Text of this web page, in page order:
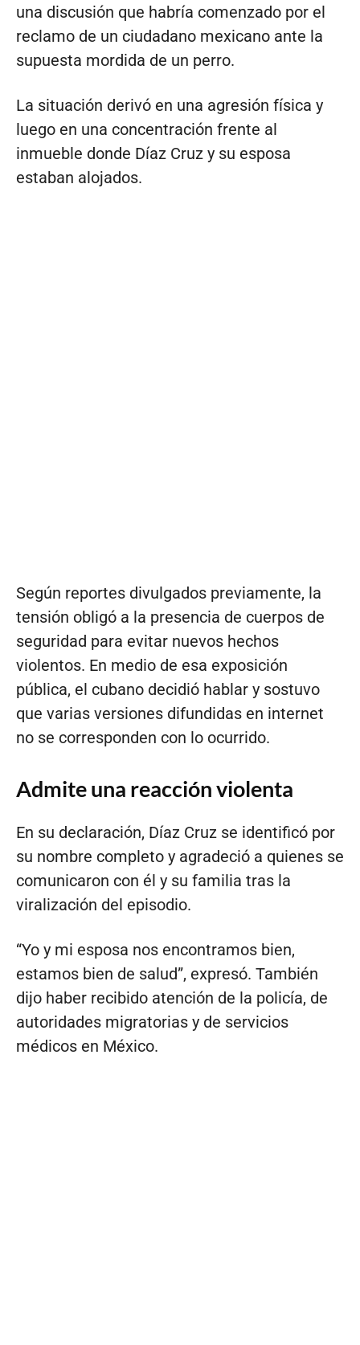
una discusión que habría comenzado por el
reclamo de un ciudadano mexicano ante la
supuesta mordida de un perro.
La situación derivó en una agresión física y
luego en una concentración frente al
inmueble donde Díaz Cruz y su esposa
estaban alojados.
Según reportes divulgados previamente, la
tensión obligó a la presencia de cuerpos de
seguridad para evitar nuevos hechos
violentos. En medio de esa exposición
pública, el cubano decidió hablar y sostuvo
que varias versiones difundidas en internet
no se corresponden con lo ocurrido.
Admite una reacción violenta
En su declaración, Díaz Cruz se identificó por
su nombre completo y agradeció a quienes se
comunicaron con él y su familia tras la
viralización del episodio.
“Yo y mi esposa nos encontramos bien,
estamos bien de salud”, expresó. También
dijo haber recibido atención de la policía, de
autoridades migratorias y de servicios
médicos en México.